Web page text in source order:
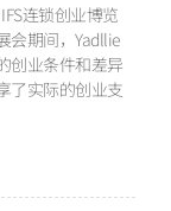
连锁创业博览
会期间，Yadllie
创业条件和差异
了实际的创业支